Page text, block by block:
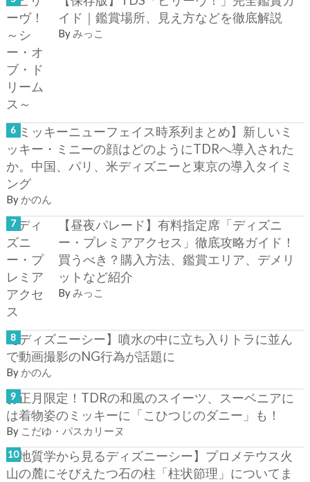
イド｜鑑賞場所、見え方などを徹底解説
Byみっこ
【ミッキーニューフェイス時系列まとめ】新しいミ
ッキー・ミニーの顔はどのようにTDRへ導入された
か。中国、パリ、米ディズニーと東京の導入タイミ
ング
By かのん
【昼夜パレード】有料指定席「ディズニ
ー・プレミアアクセス」徹底攻略ガイド！
買うべき？購入方法、鑑賞エリア、デメリ
ットなど紹介
Byみっこ
【ディズニーシー】噴水の中に立ち入りトラに並ん
で動画撮影のNG行為が話題に
By かのん
お正月限定！TDRの和風のスイーツ、スーベニアに
は着物姿のミッキーに「こひつじのダニー」も！
By こだゆ・パスカリーヌ
【地質学から見るディズニーシー】プロメテウス火
山の麓にそびえたつ石の柱「柱状節理」についてま